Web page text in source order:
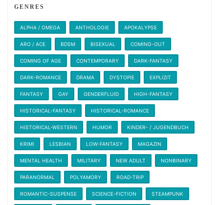
GENRES
ALPHA / OMEGA ANTHOLOGIE APOKALYPSE
ARO / ACE BDSM BISEXUAL COMING-OUT
COMING OF AGE CONTEMPORARY DARK-FANTASY
DARK-ROMANCE DRAMA DYSTOPIE EXPLIZIT
FANTASY GAY GENDERFLUID HIGH-FANTASY
HISTORICAL-FANTASY HISTORICAL-ROMANCE
HISTORICAL-WESTERN HUMOR KINDER- / JUGENDBUCH
KRIMI LESBIAN LOW-FANTASY MAGAZIN
MENTAL HEALTH MILITARY NEW ADULT NONBINARY
PARANORMAL POLYAMORY ROAD-TRIP
ROMANTIC-SUSPENSE SCIENCE-FICTION STEAMPUNK